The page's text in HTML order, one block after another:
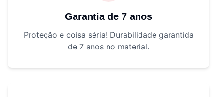
Garantia de 7 anos
Proteção é coisa séria! Durabilidade garantida
de 7 anos no material.